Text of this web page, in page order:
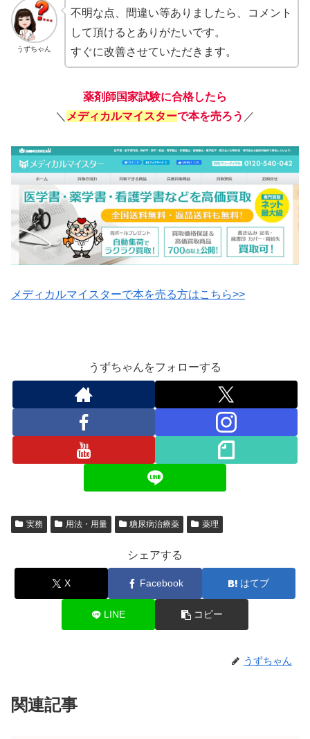
うずちゃん
不明な点、間違い等ありましたら、コメント
して頂けるとありがたいです。
すぐに改善させていただきます。
薬剤師国家試験に合格したら
＼ メディカルマイスターで本を売ろう ／
メディカルマイスターで本を売る方はこちら>>
うずちゃんをフォローする
実務 用法・用量 糖尿病治療薬 薬理
シェアする
X Facebook はてブ
LINE コピー
うずちゃん
関連記事